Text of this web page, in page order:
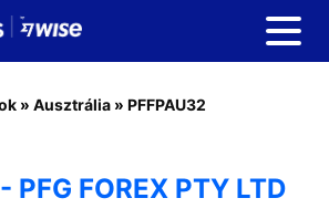
» Ausztrália » PFFPAU32
PFG FOREX PTY LTD